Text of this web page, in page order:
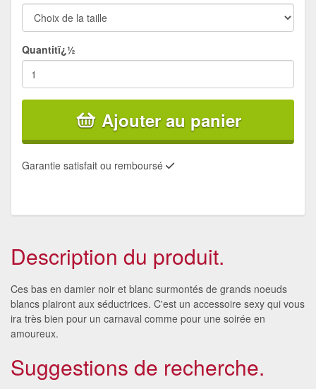
Quantitï¿½
Ajouter au panier
Garantie satisfait ou remboursé
Description du produit.
Ces bas en damier noir et blanc surmontés de grands noeuds
blancs plairont aux séductrices. C'est un accessoire sexy qui vous
ira très bien pour un carnaval comme pour une soirée en
amoureux.
Suggestions de recherche.